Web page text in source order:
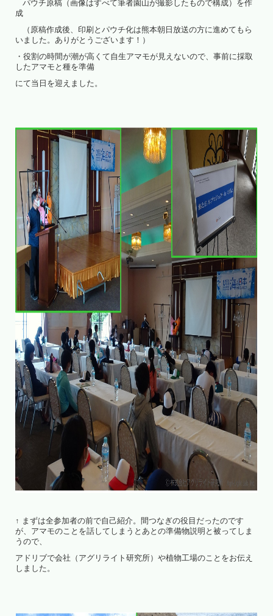
パウチ原稿（画像はすべて筆者園山が撮影したもので構成）を作
成
（原稿作成後、印刷とパウチ化は熊本朝日放送の方に進めてもら
いました。ありがとうございます！）
・役割の時間が潮が高くて自生アマモが見えないので、事前に採取
したアマモと種を準備
にて当日を迎えました。
↑ まずは全参加者の前で自己紹介。間つなぎの役目だったのです
が、アマモのことを話してしまうとあとの準備物説明と被ってしま
うので、
アドリブで会社（アグリライト研究所）や植物工場のことをお伝え
しました。